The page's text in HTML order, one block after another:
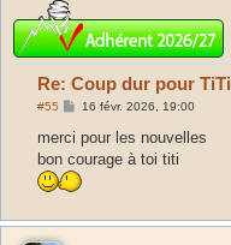
Re: Coup dur pour TiTi
#55
M
s
s
a
g
e
16 févr. 2026, 19:00
merci pour les nouvelles
bon courage à toi titi